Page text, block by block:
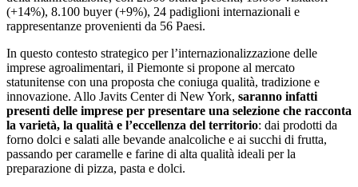
(+14%), 8.100 buyer (+9%), 24 padiglioni internazionali e
rappresentanze provenienti da 56 Paesi.
In questo contesto strategico per l’internazionalizzazione delle
imprese agroalimentari, il Piemonte si propone al mercato
statunitense con una proposta che coniuga qualità, tradizione e
innovazione. Allo Javits Center di New York, saranno infatti
presenti delle imprese per presentare una selezione che racconta
la varietà, la qualità e l’eccellenza del territorio: dai prodotti da
forno dolci e salati alle bevande analcoliche e ai succhi di frutta,
passando per caramelle e farine di alta qualità ideali per la
preparazione di pizza, pasta e dolci.